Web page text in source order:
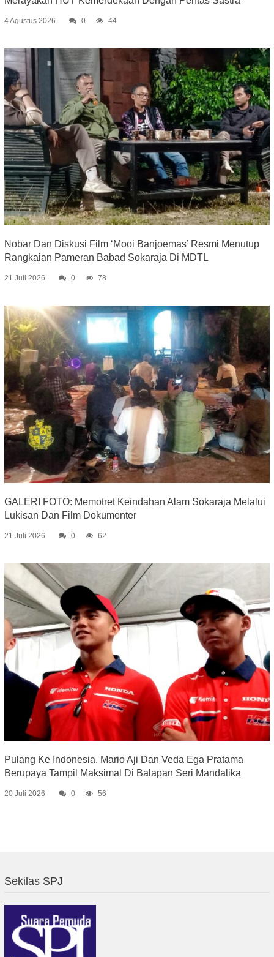
4 Agustus 2026 0 44
Nobar Dan Diskusi Film ‘Mooi Banjoemas’ Resmi Menutup
Rangkaian Pameran Babad Sokaraja Di MDTL
21 Juli 2026 0 78
GALERI FOTO: Memotret Keindahan Alam Sokaraja Melalui
Lukisan Dan Film Dokumenter
21 Juli 2026 0 62
Pulang Ke Indonesia, Mario Aji Dan Veda Ega Pratama
Berupaya Tampil Maksimal Di Balapan Seri Mandalika
20 Juli 2026 0 56
Sekilas SPJ